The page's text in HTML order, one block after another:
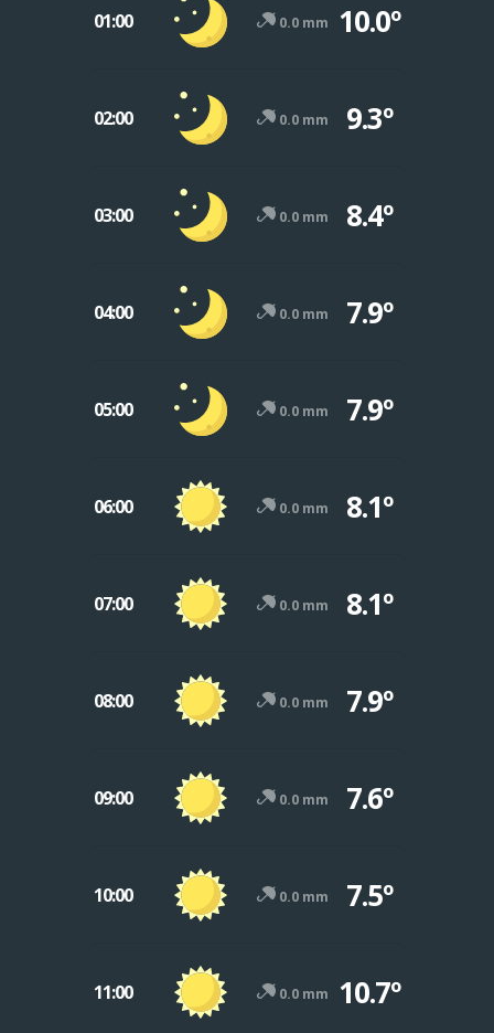
01:00 0.0 mm 10.0º
02:00 0.0 mm 9.3º
03:00 0.0 mm 8.4º
04:00 0.0 mm 7.9º
05:00 0.0 mm 7.9º
06:00 0.0 mm 8.1º
07:00 0.0 mm 8.1º
08:00 0.0 mm 7.9º
09:00 0.0 mm 7.6º
10:00 0.0 mm 7.5º
11:00 0.0 mm 10.7º